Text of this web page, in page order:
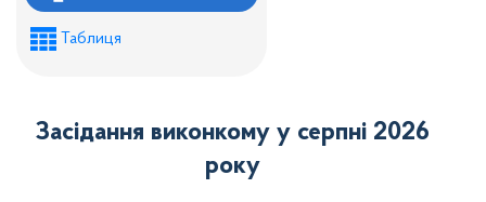
Рішення виконавчого комітету
Розпорядження районного голови
Проекти рішень районної ради
Проєкти рішень виконавчого комітету
Таблиця
Засідання виконкому у серпні 2026
року